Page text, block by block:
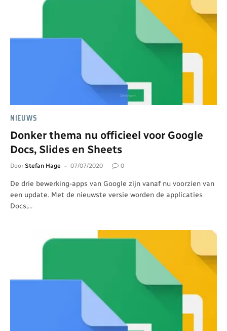
NIEUWS
Donker thema nu officieel voor Google
Docs, Slides en Sheets
Door Stefan Hage 07/07/2020 0
De drie bewerking-apps van Google zijn vanaf nu voorzien van
een update. Met de nieuwste versie worden de applicaties
Docs,…